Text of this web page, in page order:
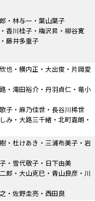
・林与一・葉山葉子
香川桂子・梅沢昇・柳谷寛
藤井多重子
也・横内正・大出俊・片岡愛
・滝田裕介・丹羽貞仁・竜小
子・麻乃佳世・長谷川稀世
み・大路三千緒・北町嘉朗・
・杜けあき・三浦布美子・岩
・雪代敬子・日下由美
郎・大山克巳・青山良彦・川
・佐野圭亮・西田良